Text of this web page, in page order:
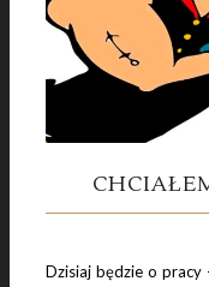
Dzisiaj będzie o pracy